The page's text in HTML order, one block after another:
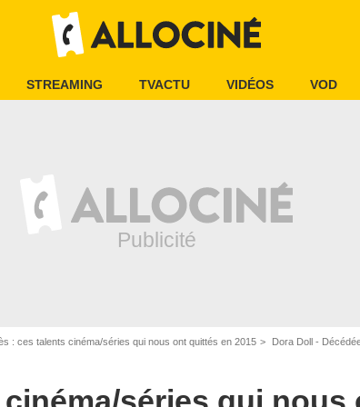
STREAMING TVACTU VIDÉOS VOD
: ces talents cinéma/séries qui nous ont quittés en 2015 Dora Doll -